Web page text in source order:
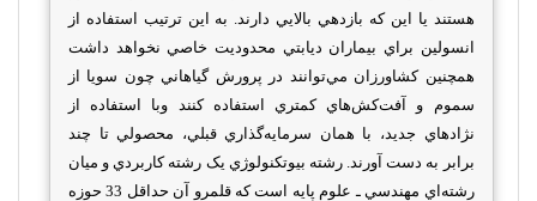
هستند يا اين‌ که‌ بازدهي‌ بالايي‌ دارند. به‌ اين‌ ترتيب‌ استفاده‌ از
انسولين‌ براي‌ بيماران‌ ديابتي‌ محدوديت‌ خاصي‌ نخواهد داشت‌
همچنين‌ کشاورزان‌ مي‌توانند در پرورش‌ گياهاني‌ چون‌ سويا از
سموم‌ و آفت‌کش‌هاي‌ کمتري‌ استفاده‌ کنند وبا استفاده‌ از
نژادهاي‌ جديد، با همان‌ سرمايه‌گذاري‌ قبلي‌، محصولي‌ تا چند
برابر به‌ دست‌ آورند. رشته‌ بيوتکنولوژي‌ يک‌ رشته‌ کاربردي‌ و ميان‌
رشته‌اي‌ مهندسي‌ ـ علوم‌ پايه است‌ که‌ قلمرو آن‌ حداقل‌ 33 حوزه‌